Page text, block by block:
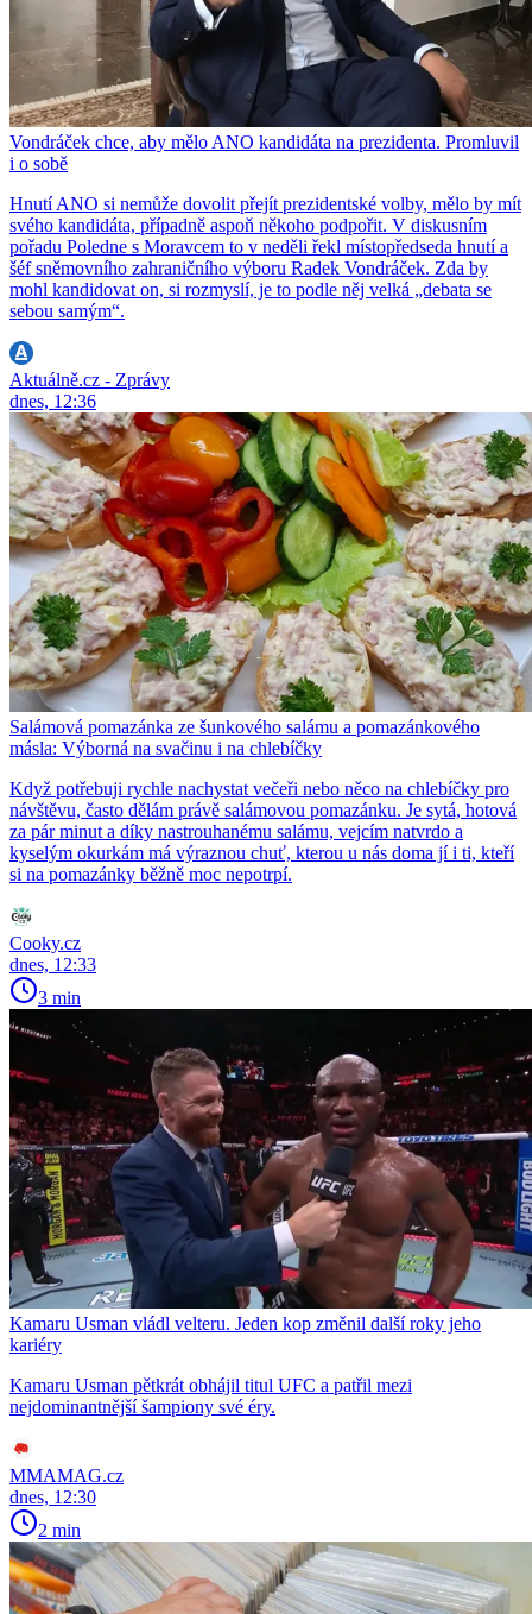
Vondráček chce, aby mělo ANO kandidáta na prezidenta. Promluvil
i o sobě
Hnutí ANO si nemůže dovolit přejít prezidentské volby, mělo by mít
svého kandidáta, případně aspoň někoho podpořit. V diskusním
pořadu Poledne s Moravcem to v neděli řekl místopředseda hnutí a
šéf sněmovního zahraničního výboru Radek Vondráček. Zda by
mohl kandidovat on, si rozmyslí, je to podle něj velká „debata se
sebou samým“.
Aktuálně.cz - Zprávy
dnes, 12:36
Salámová pomazánka ze šunkového salámu a pomazánkového
másla: Výborná na svačinu i na chlebíčky
Když potřebuji rychle nachystat večeři nebo něco na chlebíčky pro
návštěvu, často dělám právě salámovou pomazánku. Je sytá, hotová
za pár minut a díky nastrouhanému salámu, vejcím natvrdo a
kyselým okurkám má výraznou chuť, kterou u nás doma jí i ti, kteří
si na pomazánky běžně moc nepotrpí.
Cooky.cz
dnes, 12:33
3 min
Kamaru Usman vládl velteru. Jeden kop změnil další roky jeho
kariéry
Kamaru Usman pětkrát obhájil titul UFC a patřil mezi
nejdominantnější šampiony své éry.
MMAMAG.cz
dnes, 12:30
2 min